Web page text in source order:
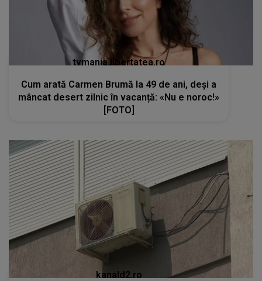
tvmania.libertatea.ro
Cum arată Carmen Brumă la 49 de ani, deși a
mâncat desert zilnic în vacanță: «Nu e noroc!»
[FOTO]
kanald2.ro